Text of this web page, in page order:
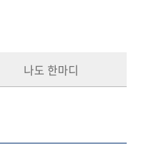
나도 한마디